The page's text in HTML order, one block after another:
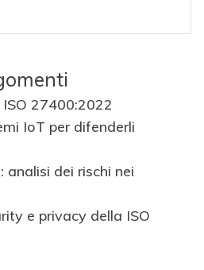
27400:2022
IoT per difenderli
analisi dei rischi nei
e privacy della ISO